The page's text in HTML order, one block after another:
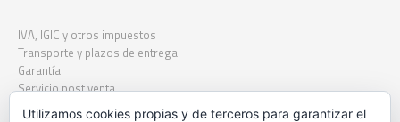
IVA, IGIC y otros impuestos
Transporte y plazos de entrega
Garantía
Servicio post venta
Código ético
Utilizamos cookies propias y de terceros para garantizar el